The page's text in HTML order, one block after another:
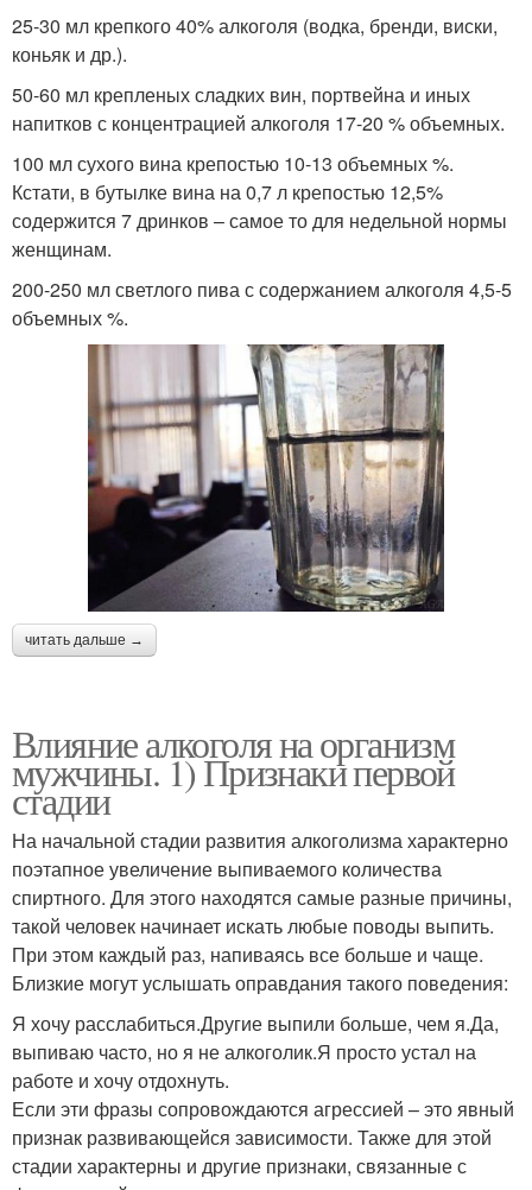
25-30 мл крепкого 40% алкоголя (водка, бренди, виски,
коньяк и др.).
50-60 мл крепленых сладких вин, портвейна и иных
напитков с концентрацией алкоголя 17-20 % объемных.
100 мл сухого вина крепостью 10-13 объемных %.
Кстати, в бутылке вина на 0,7 л крепостью 12,5%
содержится 7 дринков – самое то для недельной нормы
женщинам.
200-250 мл светлого пива с содержанием алкоголя 4,5-5
объемных %.
читать дальше →
Влияние алкоголя на организм
мужчины. 1) Признаки первой
стадии
На начальной стадии развития алкоголизма характерно
поэтапное увеличение выпиваемого количества
спиртного. Для этого находятся самые разные причины,
такой человек начинает искать любые поводы выпить.
При этом каждый раз, напиваясь все больше и чаще.
Близкие могут услышать оправдания такого поведения:
Я хочу расслабиться.Другие выпили больше, чем я.Да,
выпиваю часто, но я не алкоголик.Я просто устал на
работе и хочу отдохнуть.
Если эти фразы сопровождаются агрессией – это явный
признак развивающейся зависимости. Также для этой
стадии характерны и другие признаки, связанные с